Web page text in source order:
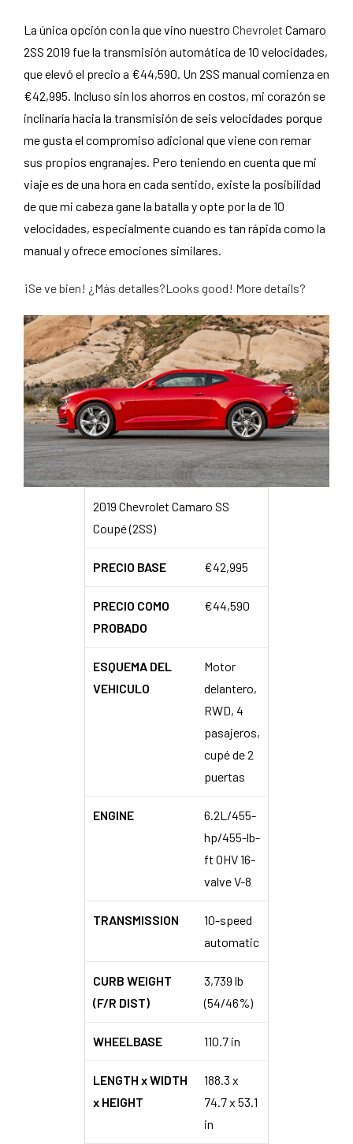
La única opción con la que vino nuestro Chevrolet Camaro
2SS 2019 fue la transmisión automática de 10 velocidades,
que elevó el precio a €44,590. Un 2SS manual comienza en
€42,995. Incluso sin los ahorros en costos, mi corazón se
inclinaría hacia la transmisión de seis velocidades porque
me gusta el compromiso adicional que viene con remar
sus propios engranajes. Pero teniendo en cuenta que mi
viaje es de una hora en cada sentido, existe la posibilidad
de que mi cabeza gane la batalla y opte por la de 10
velocidades, especialmente cuando es tan rápida como la
manual y ofrece emociones similares.
¡Se ve bien! ¿Más detalles?Looks good! More details?
2019 Chevrolet Camaro SS
Coupé (2SS)
PRECIO BASE €42,995
PRECIO COMO
PROBADO
€44,590
ESQUEMA DEL
VEHICULO
Motor
delantero,
RWD, 4
pasajeros,
cupé de 2
puertas
ENGINE
6.2L/455-
hp/455-lb-
ft OHV 16-
valve V-8
TRANSMISSION
10-speed
automatic
CURB WEIGHT
(F/R DIST)
3,739 lb
(54/46%)
WHEELBASE 110.7 in
LENGTH x WIDTH
x HEIGHT
188.3 x
74.7 x 53.1
in